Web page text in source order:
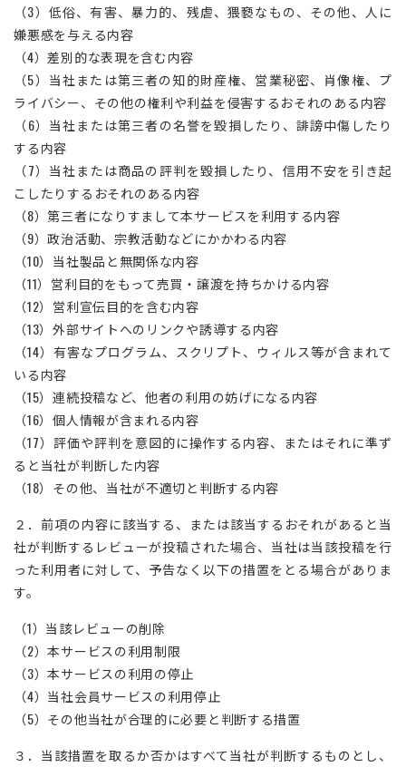
（3）低俗、有害、暴力的、残虐、猥褻なもの、その他、人に
嫌悪感を与える内容
（4）差別的な表現を含む内容
（5）当社または第三者の知的財産権、営業秘密、肖像権、プ
ライバシー、その他の権利や利益を侵害するおそれのある内容
（6）当社または第三者の名誉を毀損したり、誹謗中傷したり
する内容
（7）当社または商品の評判を毀損したり、信用不安を引き起
こしたりするおそれのある内容
（8）第三者になりすまして本サービスを利用する内容
（9）政治活動、宗教活動などにかかわる内容
（10）当社製品と無関係な内容
（11）営利目的をもって売買・譲渡を持ちかける内容
（12）営利宣伝目的を含む内容
（13）外部サイトへのリンクや誘導する内容
（14）有害なプログラム、スクリプト、ウィルス等が含まれて
いる内容
（15）連続投稿など、他者の利用の妨げになる内容
（16）個人情報が含まれる内容
（17）評価や評判を意図的に操作する内容、またはそれに準ず
ると当社が判断した内容
（18）その他、当社が不適切と判断する内容
２．前項の内容に該当する、または該当するおそれがあると当
社が判断するレビューが投稿された場合、当社は当該投稿を行
った利用者に対して、予告なく以下の措置をとる場合がありま
す。
（1）当該レビューの削除
（2）本サービスの利用制限
（3）本サービスの利用の停止
（4）当社会員サービスの利用停止
（5）その他当社が合理的に必要と判断する措置
３．当該措置を取るか否かはすべて当社が判断するものとし、